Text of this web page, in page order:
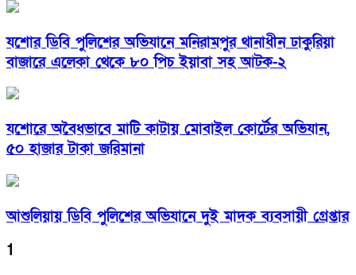
যশোর ডিবি পুলিশের অভিযানে মনিরামপুর থানাধীন ঢাকুরিয়া
বাজারে এলেকা থেকে ৮০ পিচ ইয়াবা সহ আটক-২
যশোরে অবৈধভাবে মাটি কাটায় মোবাইল কোর্টের অভিযান,
৫০ হাজার টাকা জরিমানা
আশুলিয়ায় ডিবি পুলিশের অভিযানে দুই মাদক ব্যবসায়ী গ্রেপ্তার
1